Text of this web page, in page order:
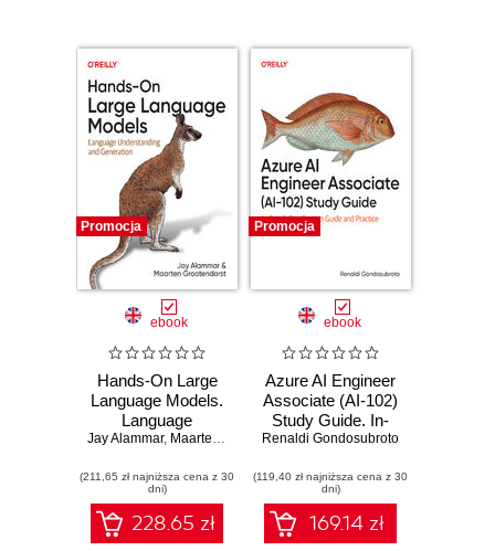
Promocja
ebook
Hands-On Large
Language Models.
Language
Understanding and
Jay Alammar, Maarten Grootendorst
(211,65 zł najniższa cena z 30
dni)
228.65 zł
Promocja
ebook
Azure AI Engineer
Associate (AI-102)
Study Guide. In-
Depth Certification
Renaldi Gondosubroto
(119,40 zł najniższa cena z 30
dni)
169.14 zł